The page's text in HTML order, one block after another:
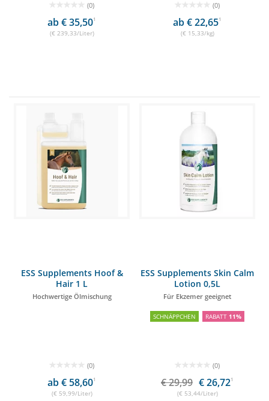
(0)
ab € 35,501
(€ 239,33/Liter)
(0)
ab € 22,651
(€ 15,33/kg)
ESS Supplements Hoof &
Hair 1 L
Hochwertige Ölmischung
(0)
ab € 58,601
(€ 59,99/Liter)
ESS Supplements Skin Calm
Lotion 0,5L
Für Ekzemer geeignet
SCHNÄPPCHEN RABATT 11%
(0)
€ 29,99 € 26,721
(€ 53,44/Liter)